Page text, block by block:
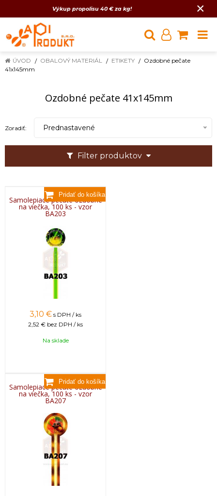
Výkup propolisu 40 € za kg! ×
ÚVOD OBALOVÝ MATERIÁL ETIKETY
Ozdobné pečate
41x145mm
Ozdobné pečate 41x145mm
Filter produktov
Zoradiť: Prednastavené
Samolepiace pečate ozdobné
na viečka, 100 ks - vzor
BA203
3,10 € s DPH / ks
2,52 € bez DPH / ks
Na sklade
Samolepiace pečate ozdobné
na viečka, 100 ks - vzor
BA207